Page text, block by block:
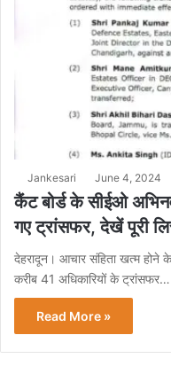
Jankesari June 4, 2024
कैंट बोर्ड के सीईओ
गए ट्रांसफर, देखें पूरी
देहरादून। आचार संहिता खत्म होने
करीब 41 अधिकारियों के ट्रांसफर…
Read More »